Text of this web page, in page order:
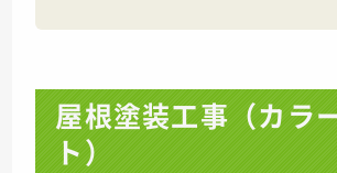
屋根塗装工事（カラ
ト）